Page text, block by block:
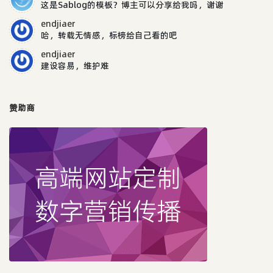
这是Sablog的模板？博主可以分享给我吗，谢谢
endjiaer
哈，转载无情感，标榜给自己看的吧
endjiaer
建设容易，维护难
赞助商